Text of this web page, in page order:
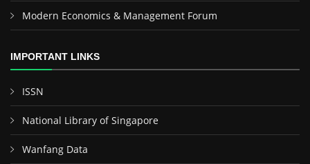
Modern Economics & Management Forum
IMPORTANT LINKS
ISSN
National Library of Singapore
Wanfang Data